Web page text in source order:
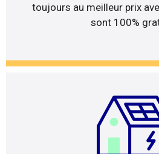
toujours au meilleur prix
sont 100%